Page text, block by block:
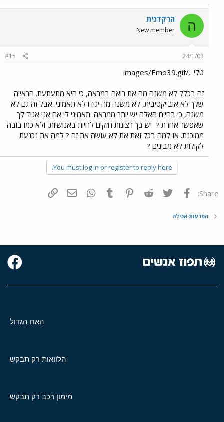
ה הרקדנית
New member
24/1/03
#15
טלי ../images/Emo39.gif
זה בכלל לא משנה מה את רואה במראה, כי היא מתעתעת. הראייה
שלך לא אובייקטיבית, לא משנה מה יגידו לא תאמיני. אבל זה גם לא
משנה, כי בחיים האלה יש יותר ממראה. תאמיני לי אם אני אגיד לך
שאפשר אחרת ? יש בך רצונות חזקים לחיות באנושיות, ולא כמו בובה
ממוכנת. אז למה בכל זאת את לא עושה את זה ? למה את נכנעת
לקולות לא מבינים ?
You must log in or register to reply here.
Share: פייסבוק Twitter
Reddit
Pinterest
Tumblr
WhatsAppדואר אלקטרוני
הפרעות אכילה
האח הגדול
הלוואות רק תבקש
מימון רכב רק תבקש